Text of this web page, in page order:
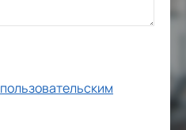
пользовательским